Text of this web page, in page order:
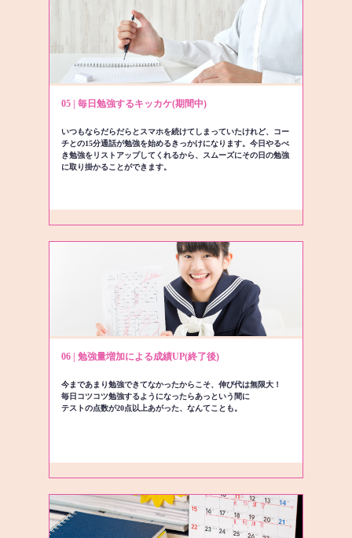
05 | 毎日勉強するキッカケ(期間中)
いつもならだらだらとスマホを続けてしまっていたけれど、コー
チとの15分通話が勉強を始めるきっかけになります。今日やるべ
き勉強をリストアップしてくれるから、スムーズにその日の勉強
に取り掛かることができます。
06 | 勉強量増加による成績UP(終了後)
今まであまり勉強できてなかったからこそ、伸び代は無限大！
毎日コツコツ勉強するようになったらあっという間に
テストの点数が20点以上あがった、なんてことも。